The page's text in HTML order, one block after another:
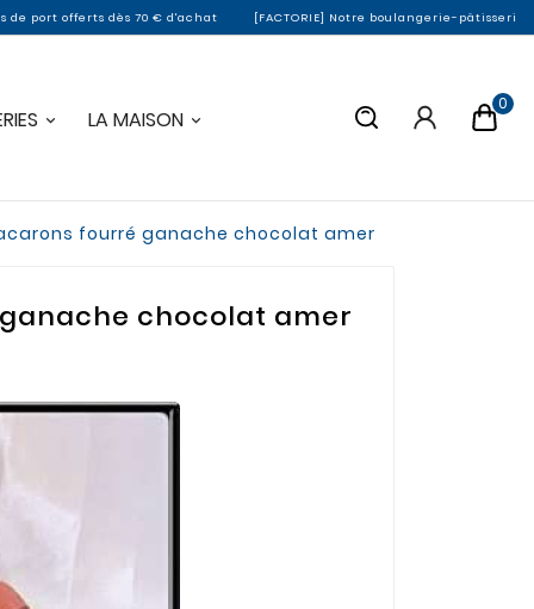
dès 70 € d'achat [FACTORIE] Notre boulangerie-pâtisserie de Montargis
LA MAISON
0
fourré ganache chocolat amer
chocolat amer